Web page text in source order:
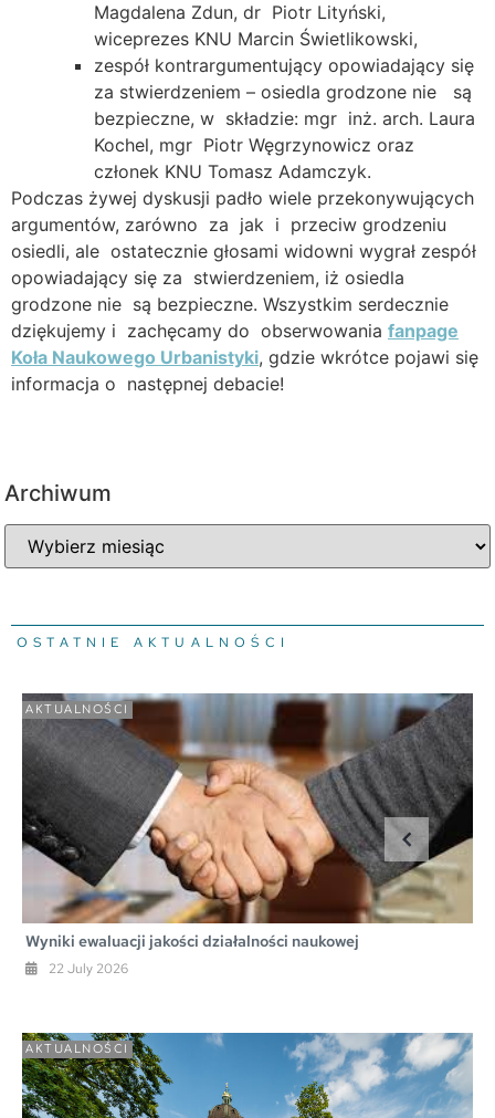
Magdalena Zdun, dr Piotr Lityński,
wiceprezes KNU Marcin Świetlikowski,
zespół kontrargumentujący opowiadający się
za stwierdzeniem – osiedla grodzone nie są
bezpieczne, w składzie: mgr inż. arch. Laura
Kochel, mgr Piotr Węgrzynowicz oraz
członek KNU Tomasz Adamczyk.
Podczas żywej dyskusji padło wiele przekonywujących
argumentów, zarówno za jak i przeciw grodzeniu
osiedli, ale ostatecznie głosami widowni wygrał zespół
opowiadający się za stwierdzeniem, iż osiedla
grodzone nie są bezpieczne. Wszystkim serdecznie
dziękujemy i zachęcamy do obserwowania fanpage
Koła Naukowego Urbanistyki, gdzie wkrótce pojawi się
informacja o następnej debacie!
Archiwum
OSTATNIE AKTUALNOŚCI
AKTUALNOŚCI
Wyniki ewaluacji jakości działalności naukowej
22 July 2026
AKTUALNOŚCI